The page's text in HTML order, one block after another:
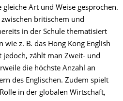
Art und Weise gesprochen.
britischem und
in der Schule thematisiert
z. B. das Hong Kong English
jedoch, zählt man Zweit- und
die höchste Anzahl an
des Englischen. Zudem spielt
in der globalen Wirtschaft,